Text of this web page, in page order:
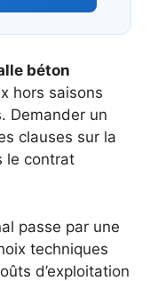
béton
hors saisons
Demander un
clauses sur la
le contrat
passe par une
techniques
d’exploitation